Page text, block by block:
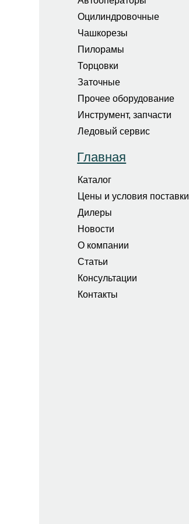
Оцилиндровочные
Чашкорезы
Пилорамы
Торцовки
Заточные
Прочее оборудование
Инструмент, запчасти
Ледовый сервис
Главная
Каталог
Цены и условия поставки
Дилеры
Новости
О компании
Статьи
Консультации
Контакты